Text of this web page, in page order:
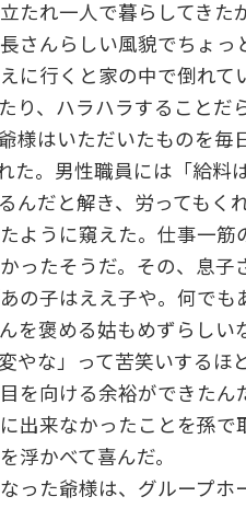
たれ一人で暮らしてき
さんらしい風貌でちょ
に行くと家の中で倒れ
り、ハラハラすること
様はいただいたものを
た。男性職員には「給
んだと解き、労ってもく
ように窺えた。仕事一
ったそうだ。その、息
の子はええ子や。何で
を褒める姑もめずらし
やな」って苦笑いする
を向ける余裕ができた
出来なかったことを孫
浮かべて喜んだ。
った爺様は、グループ